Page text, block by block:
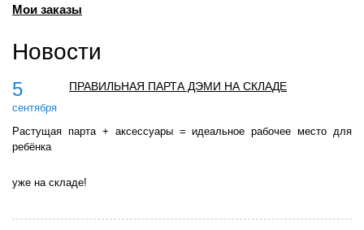
Мои заказы
Новости
5
сентября
ПРАВИЛЬНАЯ ПАРТА ДЭМИ НА СКЛАДЕ
Растущая парта + аксессуары = идеальное рабочее место для
ребёнка
уже на складе!